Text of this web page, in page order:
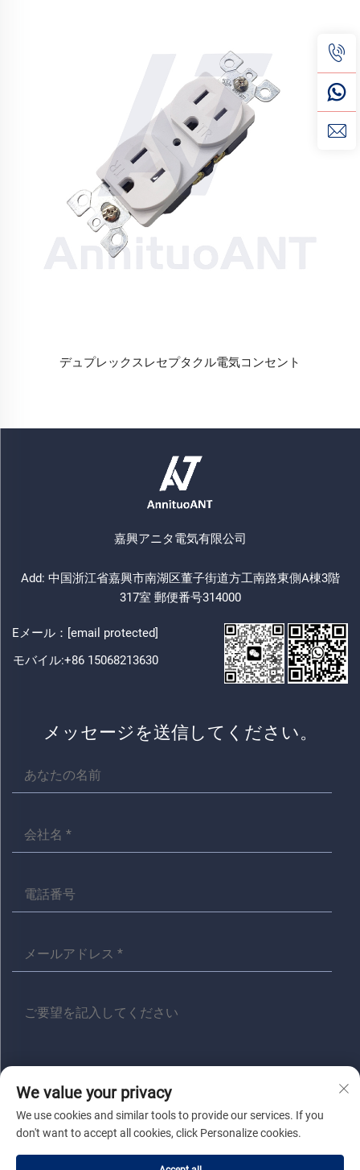
デュプレックスレセプタクル電気コンセント
嘉興アニタ電気有限公司
Add: 中国浙江省嘉興市南湖区董子街道方工南路東側A棟3階
317室 郵便番号314000
Eメール： [email protected]
モバイル:+86 15068213630
メッセージを送信してください。
送信
We value your privacy
We use cookies and similar tools to provide our services. If you
don't want to accept all cookies, click Personalize cookies.